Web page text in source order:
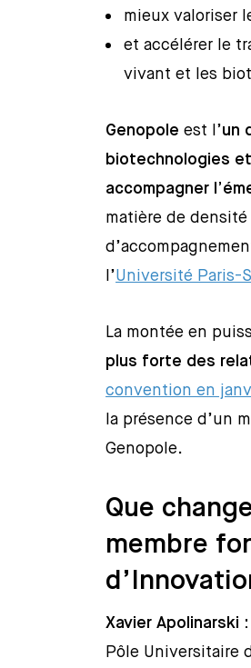
mieux valoriser
et accélérer le
vivant et les
Genopole est l’un
biotechnologies
accompagner
matière de
l’Université Paris-
La montée en
plus forte des
convention en
la présence d’un
Genopole.
Que
membre
Xavier Apolinarski :
Pôle Universitaire